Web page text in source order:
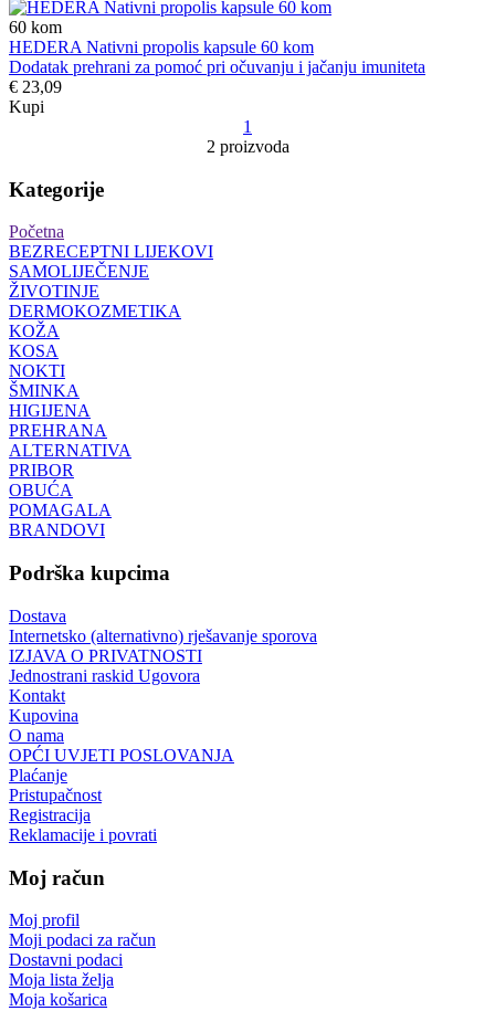
60 kom
HEDERA Nativni propolis kapsule 60 kom
Dodatak prehrani za pomoć pri očuvanju i jačanju imuniteta
€ 23,09
Kupi
1
2 proizvoda
Kategorije
Početna
BEZRECEPTNI LIJEKOVI
SAMOLIJEČENJE
ŽIVOTINJE
DERMOKOZMETIKA
KOŽA
KOSA
NOKTI
ŠMINKA
HIGIJENA
PREHRANA
ALTERNATIVA
PRIBOR
OBUĆA
POMAGALA
BRANDOVI
Podrška kupcima
Dostava
Internetsko (alternativno) rješavanje sporova
IZJAVA O PRIVATNOSTI
Jednostrani raskid Ugovora
Kontakt
Kupovina
O nama
OPĆI UVJETI POSLOVANJA
Plaćanje
Pristupačnost
Registracija
Reklamacije i povrati
Moj račun
Moj profil
Moji podaci za račun
Dostavni podaci
Moja lista želja
Moja košarica